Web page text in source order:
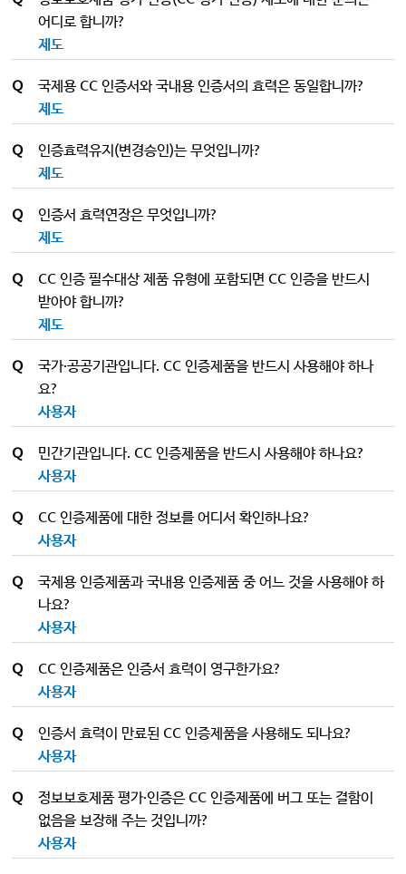
어디로 합니까?
제도
Q
국제용 CC 인증서와 국내용 인증서의 효력은 동일합니까?
제도
Q
인증효력유지(변경승인)는 무엇입니까?
제도
Q
인증서 효력연장은 무엇입니까?
제도
Q
CC 인증 필수대상 제품 유형에 포함되면 CC 인증을 반드시
받아야 합니까?
제도
Q
국가·공공기관입니다. CC 인증제품을 반드시 사용해야 하나
요?
사용자
Q
민간기관입니다. CC 인증제품을 반드시 사용해야 하나요?
사용자
Q
CC 인증제품에 대한 정보를 어디서 확인하나요?
사용자
Q
국제용 인증제품과 국내용 인증제품 중 어느 것을 사용해야 하
나요?
사용자
Q
CC 인증제품은 인증서 효력이 영구한가요?
사용자
Q
인증서 효력이 만료된 CC 인증제품을 사용해도 되나요?
사용자
Q
정보보호제품 평가·인증은 CC 인증제품에 버그 또는 결함이
없음을 보장해 주는 것입니까?
사용자